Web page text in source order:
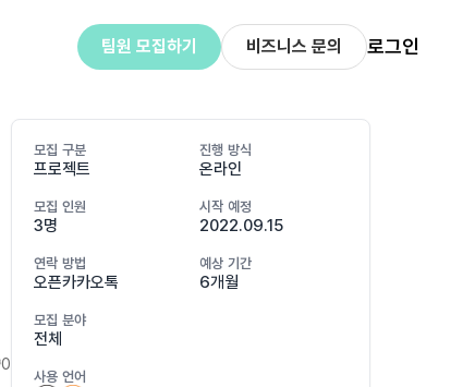
팀원 모집하기 비즈니스 문의 로그인
0
모집 구분
프로젝트
진행 방식
온라인
모집 인원
3명
시작 예정
2022.09.15
연락 방법
오픈카카오톡
예상 기간
6개월
모집 분야
전체
사용 언어